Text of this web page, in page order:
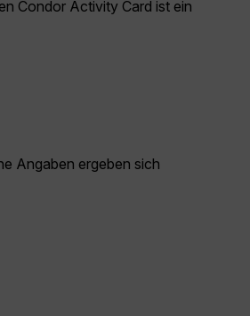
Condor Activity Card ist ein
Angaben ergeben sich